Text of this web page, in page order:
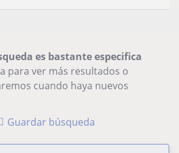
es bastante especifica
para ver más resultados o
cuando haya nuevos
Guardar búsqueda